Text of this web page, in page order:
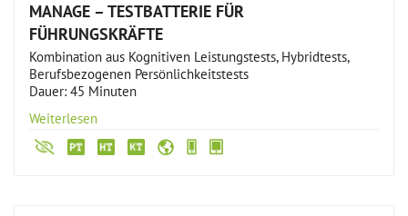
MANAGE – TESTBATTERIE FÜR
FÜHRUNGSKRÄFTE
Kombination aus Kognitiven Leistungstests, Hybridtests,
Berufsbezogenen Persönlichkeitstests
Dauer: 45 Minuten
Weiterlesen